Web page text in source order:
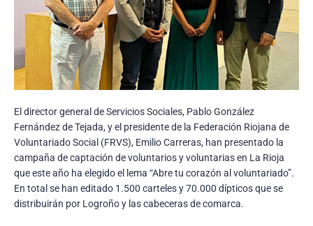
El director general de Servicios Sociales, Pablo González
Fernández de Tejada, y el presidente de la Federación Riojana de
Voluntariado Social (FRVS), Emilio Carreras, han presentado la
campaña de captación de voluntarios y voluntarias en La Rioja
que este año ha elegido el lema “Abre tu corazón al voluntariado”.
En total se han editado 1.500 carteles y 70.000 dípticos que se
distribuirán por Logroño y las cabeceras de comarca.